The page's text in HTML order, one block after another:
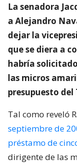
La senadora
a Alejandro
dejar la
que se diera a
habría
las micros
presupuesto
Tal como reveló
septiembre de
préstamo de
dirigente de las